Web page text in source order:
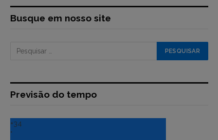
Busque em nosso site
Previsão do tempo
+34
°